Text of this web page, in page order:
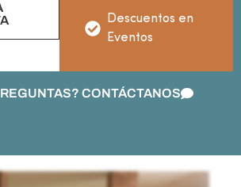
Descuentos en
Eventos
CONTÁCTANOS